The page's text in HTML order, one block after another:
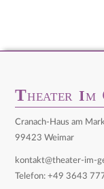
THEATER IM
Cranach-Haus am
99423 Weimar
kontakt@theater-im-
Telefon: +49 3643